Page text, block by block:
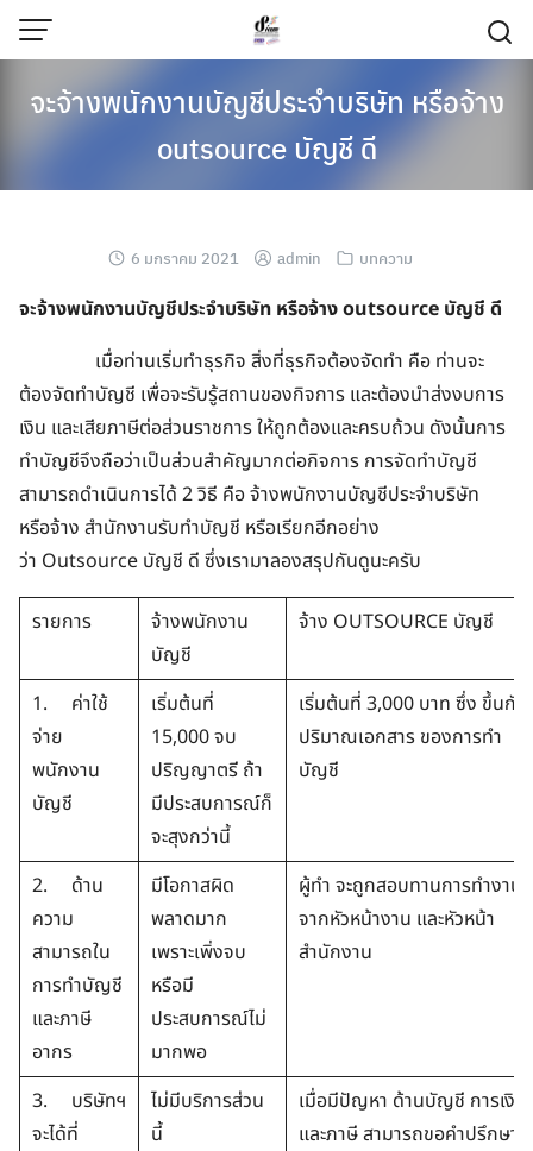
จะจ้างพนักงานบัญชีประจำบริษัท หรือจ้าง
outsource บัญชี ดี
6 มกราคม 2021 admin บทความ
จะจ้างพนักงานบัญชีประจำบริษัท หรือจ้างoutsource บัญชี ดี
เมื่อท่านเริ่มทำธุรกิจ สิ่งที่ธุรกิจต้องจัดทำ คือ ท่านจะ
ต้องจัดทำบัญชี เพื่อจะรับรู้สถานของกิจการ และต้องนำส่งงบการ
เงิน และเสียภาษีต่อส่วนราชการ ให้ถูกต้องและครบถ้วน ดังนั้นการ
ทำบัญชีจึงถือว่าเป็นส่วนสำคัญมากต่อกิจการ การจัดทำบัญชี
สามารถดำเนินการได้ 2 วิธี คือ จ้างพนักงานบัญชีประจำบริษัท
หรือจ้าง สำนักงานรับทำบัญชี หรือเรียกอีกอย่าง
ว่า Outsource บัญชี ดี ซึ่งเรามาลองสรุปกันดูนะครับ
รายการ
จ้างพนักงาน
บัญชี
จ้าง OUTSOURCE บัญชี
1. ค่าใช้
จ่าย
พนักงาน
บัญชี
เริ่มต้นที่
15,000 จบ
ปริญญาตรี ถ้า
มีประสบการณ์ก็
จะสุงกว่านี้
เริ่มต้นที่ 3,000 บาท ซึ่ง ขึ้นกับ
ปริมาณเอกสาร ของการทำ
บัญชี
2. ด้าน
ความ
สามารถใน
การทำบัญชี
และภาษี
อากร
มีโอกาสผิด
พลาดมาก
เพราะเพิ่งจบ
หรือมี
ประสบการณ์ไม่
มากพอ
ผู้ทำ จะถูกสอบทานการทำงาน
จากหัวหน้างาน และหัวหน้า
สำนักงาน
3. บริษัทฯ
จะได้ที่
ไม่มีบริการส่วน
นี้
เมื่อมีปัญหา ด้านบัญชี การเงิน
และภาษี สามารถขอคำปรึกษา